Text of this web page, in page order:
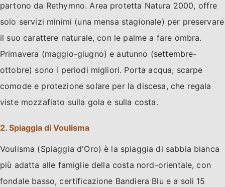
partono da Rethymno. Area protetta Natura 2000, offre
solo servizi minimi (una mensa stagionale) per preservare
il suo carattere naturale, con le palme a fare ombra.
Primavera (maggio-giugno) e autunno (settembre-
ottobre) sono i periodi migliori. Porta acqua, scarpe
comode e protezione solare per la discesa, che regala
viste mozzafiato sulla gola e sulla costa.
2. Spiaggia di Voulisma
Voulisma (Spiaggia d'Oro) è la spiaggia di sabbia bianca
più adatta alle famiglie della costa nord-orientale, con
fondale basso, certificazione Bandiera Blu e a soli 15